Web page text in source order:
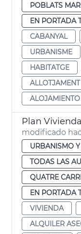
POBLATS
EN PORTADA
CABANYAL
URBANISME
HABITATGE
modificado
URBANISMO
TODAS LAS
QUATRE
EN PORTADA
VIVIENDA
ALQUILER